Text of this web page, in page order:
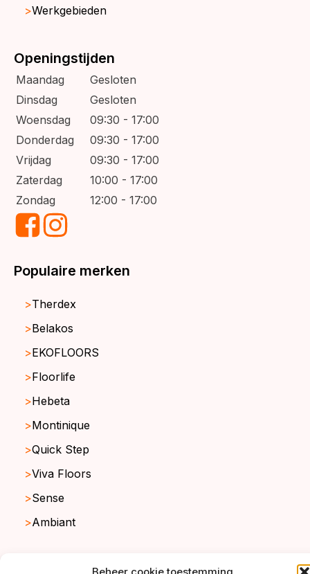
Werkgebieden
Openingstijden
Maandag
Gesloten
Dinsdag
Gesloten
Woensdag
09:30 - 17:00
Donderdag
09:30 - 17:00
Vrijdag
09:30 - 17:00
Zaterdag
10:00 - 17:00
Zondag
12:00 - 17:00
Populaire merken
Therdex
Belakos
EKOFLOORS
Floorlife
Hebeta
Montinique
Quick Step
Viva Floors
Sense
Ambiant